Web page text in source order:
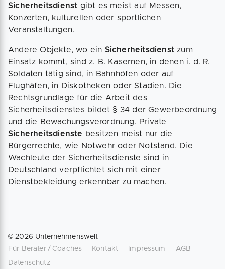
Sicherheitsdienst gibt es meist auf Messen,
Konzerten, kulturellen oder sportlichen
Veranstaltungen.
Andere Objekte, wo ein Sicherheitsdienst zum
Einsatz kommt, sind z. B. Kasernen, in denen i. d. R.
Soldaten tätig sind, in Bahnhöfen oder auf
Flughäfen, in Diskotheken oder Stadien. Die
Rechtsgrundlage für die Arbeit des
Sicherheitsdienstes bildet § 34 der Gewerbeordnung
und die Bewachungsverordnung. Private
Sicherheitsdienste besitzen meist nur die
Bürgerrechte, wie Notwehr oder Notstand. Die
Wachleute der Sicherheitsdienste sind in
Deutschland verpflichtet sich mit einer
Dienstbekleidung erkennbar zu machen.
©2026 Unternehmenswelt
Für Berater / Coaches
Kontakt Impressum
AGB
Datenschutz